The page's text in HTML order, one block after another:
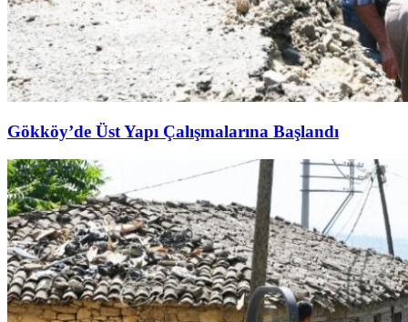
Gökköy’de Üst Yapı Çalışmalarına Başlandı